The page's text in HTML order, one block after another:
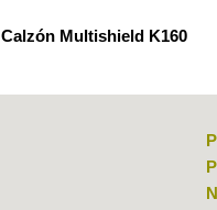
Calzón Multishield K160